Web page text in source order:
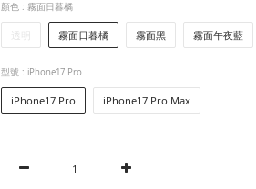
顏色 : 霧面日暮橘
透明 霧面日暮橘 霧面黑 霧面午夜藍
型號 : iPhone17 Pro
iPhone17 Pro iPhone17 Pro Max